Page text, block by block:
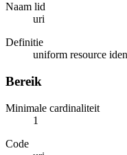
Naam lid
uri
Definitie
uniform resource
Bereik
Minimale cardinaliteit
1
Code